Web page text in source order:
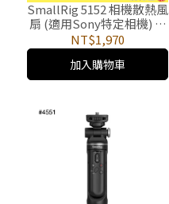
SmallRig 5152 相機散熱風
扇 (適用Sony特定相機) 鏡
花園
NT$1,970
加入購物車